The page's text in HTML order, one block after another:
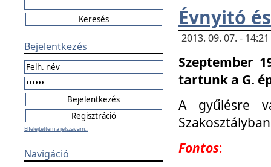
Bejelentkezés
Elfelejtettem a jelszavam...
Navigáció
Évnyitó
2013. 09. 07. -
Szeptember
tartunk a G.
A gyűlésre
Fontos: